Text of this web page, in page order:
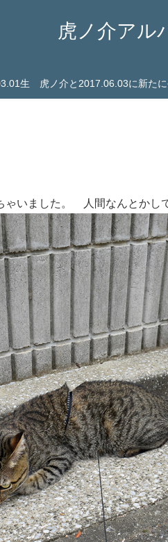
虎ノ介アル
生 虎ノ介と2017.06.03に新た
ゃいました。 人間なんとかし